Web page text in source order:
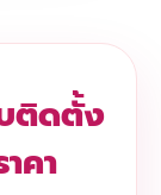
ติดตั้ง
คา